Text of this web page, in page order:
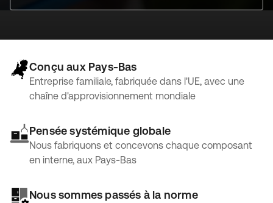
Conçu aux Pays-Bas
Entreprise familiale, fabriquée dans l'UE, avec une
chaîne d'approvisionnement mondiale
Pensée systémique globale
Nous fabriquons et concevons chaque composant
en interne, aux Pays-Bas
Nous sommes passés à la norme